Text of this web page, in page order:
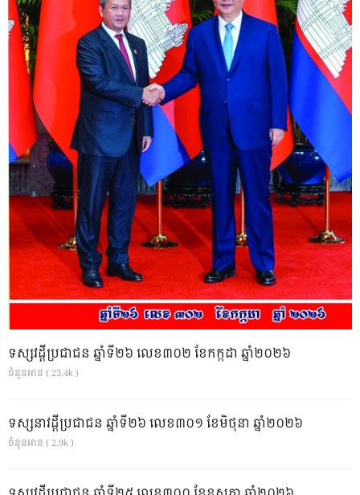
ទស្សវដ្តីប្រជាជន ឆ្នាំទី២៦ លេខ៣០២ ខែកក្កដា ឆ្នាំ២០២៦
ចំនួនអាន ( 23.4k )
ទស្សនាវដ្ដីប្រជាជន ឆ្នាំទី២៦ លេខ៣០១ ខែមិថុនា ឆ្នាំ២០២៦
ចំនួនអាន ( 2.9k )